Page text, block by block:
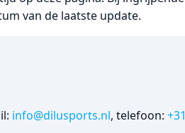
van de laatste update.
info@dilusports.nl, telefoon:+31